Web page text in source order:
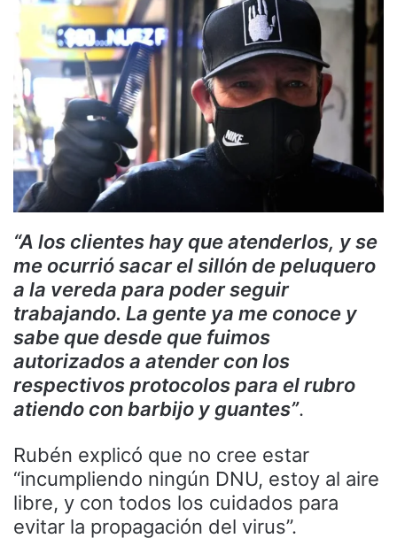
“A los clientes hay que atenderlos, y se
me ocurrió sacar el sillón de peluquero
a la vereda para poder seguir
trabajando. La gente ya me conoce y
sabe que desde que fuimos
autorizados a atender con los
respectivos protocolos para el rubro
atiendo con barbijo y guantes”.
Rubén explicó que no cree estar
“incumpliendo ningún DNU, estoy al aire
libre, y con todos los cuidados para
evitar la propagación del virus”.